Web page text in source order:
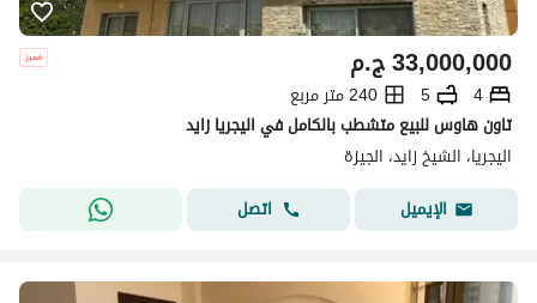
ج.م33,000,000
4
5
240 متر مربع
تاون هاوس للبيع متشطب بالكامل في اليجريا زايد
اليجريا، الشيخ زايد، الجيزة
الإيميل
اتصل